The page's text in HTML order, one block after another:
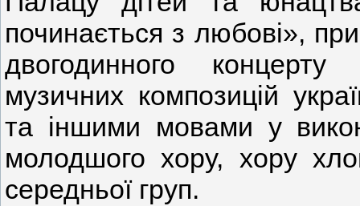
починається з любові»,
двогодинного
музичних композицій
та іншими мовами у
молодшого хору, хору
середньої груп.